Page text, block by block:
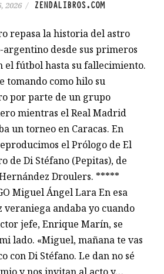
2026 / ZENDALIBROS.COM
repasa la historia del astro
argentino desde sus primeros
el fútbol hasta su fallecimiento.
tomando como hilo su
por parte de un grupo
mientras el Real Madrid
un torneo en Caracas. En
el Prólogo de El
de Di Stéfano (Pepitas), de
Droulers. *****
Miguel Ángel Lara En esa
veraniega andaba yo cuando
jefe, Enrique Marín, se
lado. «Miguel, mañana te vas
con Di Stéfano. Le dan no sé
y nos invitan al acto y…